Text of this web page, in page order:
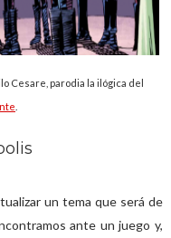
Cesare, parodia la ilógica del
un tema que será de
ante un juego y,